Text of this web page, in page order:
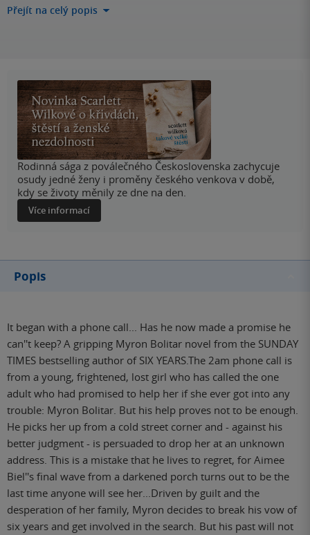
Přejít na celý popis
Rodinná sága z poválečného Československa zachycuje
osudy jedné ženy i proměny českého venkova v době,
kdy se životy měnily ze dne na den.
Více informací
Popis
It began with a phone call... Has he now made a promise he
can''t keep? A gripping Myron Bolitar novel from the SUNDAY
TIMES bestselling author of SIX YEARS.The 2am phone call is
from a young, frightened, lost girl who has called the one
adult who had promised to help her if she ever got into any
trouble: Myron Bolitar. But his help proves not to be enough.
He picks her up from a cold street corner and - against his
better judgment - is persuaded to drop her at an unknown
address. This is a mistake that he lives to regret, for Aimee
Biel''s final wave from a darkened porch turns out to be the
last time anyone will see her...Driven by guilt and the
desperation of her family, Myron decides to break his vow of
six years and get involved in the search. But his past will not